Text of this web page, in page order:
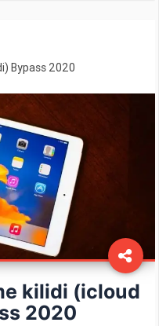
Bypass 2020
kilidi (icloud
2020